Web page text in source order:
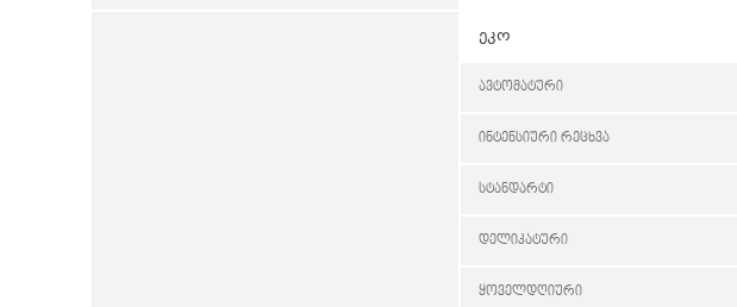
ეკო
ავტომატური
ინტენსიური რეცხვა
სტანდარტი
დელიკატური
ყოველდღიური